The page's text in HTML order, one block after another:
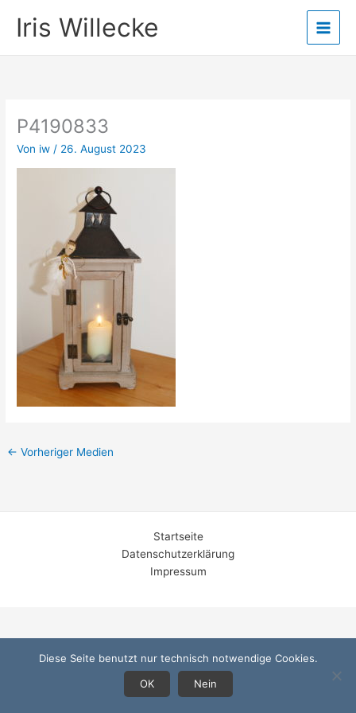
InhaltIris Willecke
P4190833
Von iw / 26. August 2023
← Vorheriger Medien
Startseite
Datenschutzerklärung
Impressum
Diese Seite benutzt nur technisch notwendige Cookies.
OK
Nein